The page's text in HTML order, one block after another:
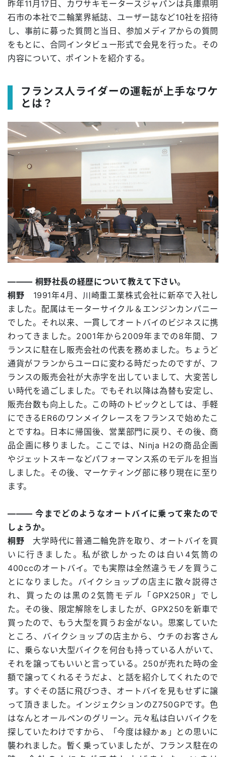
昨年11月17日、カワサキモータースジャパンは兵庫県明
石市の本社で二輪業界紙誌、ユーザー誌など10社を招待
し、事前に募った質問と当日、参加メディアからの質問
をもとに、合同インタビュー形式で会見を行った。その
内容について、ポイントを紹介する。
フランス人ライダーの運転が上手なワケ
とは？
――― 桐野社長の経歴について教えて下さい。
桐野 1991年4月、川崎重工業株式会社に新卒で入社し
ました。配属はモーターサイクル＆エンジンカンパニー
でした。それ以来、一貫してオートバイのビジネスに携
わってきました。2001年から2009年までの8年間、フ
ランスに駐在し販売会社の代表を務めました。ちょうど
通貨がフランからユーロに変わる時だったのですが、フ
ランスの販売会社が大赤字を出していまして、大変苦し
い時代を過ごしました。でもそれ以降は為替も安定し、
販売台数も向上した。この時のトピックとしては、手軽
にできるER6のワンメイクレースをフランスで始めたこ
とですね。日本に帰国後、営業部門に戻り、その後、商
品企画に移りました。ここでは、Ninja H2の商品企画
やジェットスキーなどパフォーマンス系のモデルを担当
しました。その後、マーケティング部に移り現在に至り
ます。
――― 今までどのようなオートバイに乗って来たので
しょうか。
桐野 大学時代に普通二輪免許を取り、オートバイを買
いに行きました。私が欲しかったのは白い4気筒の
400ccのオートバイ。でも実際は全然違うモノを買うこ
とになりました。バイクショップの店主に散々説得さ
れ、買ったのは黒の2気筒モデル「GPX250R」でし
た。その後、限定解除をしましたが、GPX250を新車で
買ったので、もう大型を買うお金がない。思案していた
ところ、バイクショップの店主から、ウチのお客さん
に、乗らない大型バイクを何台も持っている人がいて、
それを譲ってもいいと言っている。250が売れた時の金
額で譲ってくれるそうだよ、と話を紹介してくれたので
す。すぐその話に飛びつき、オートバイを見もせずに譲
って頂きました。インジェクションのZ750GPです。色
はなんとオールペンのグリーン。元々私は白いバイクを
探していたわけですから、「今度は緑かぁ」との思いに
襲われました。暫く乗っていましたが、フランス駐在の